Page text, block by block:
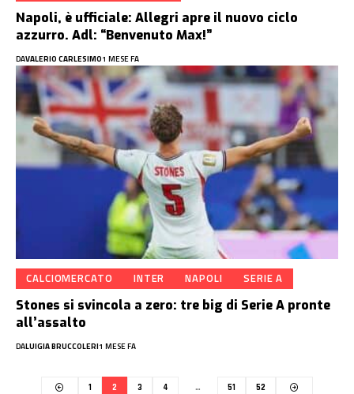
Napoli, è ufficiale: Allegri apre il nuovo ciclo
azzurro. Adl: “Benvenuto Max!”
DAVALERIO CARLESIMO1 MESE FA
CALCIOMERCATO INTER NAPOLI SERIE A
Stones si svincola a zero: tre big di Serie A pronte
all’assalto
DALUIGIA BRUCCOLERI1 MESE FA
1 2 3 4 … 51 52